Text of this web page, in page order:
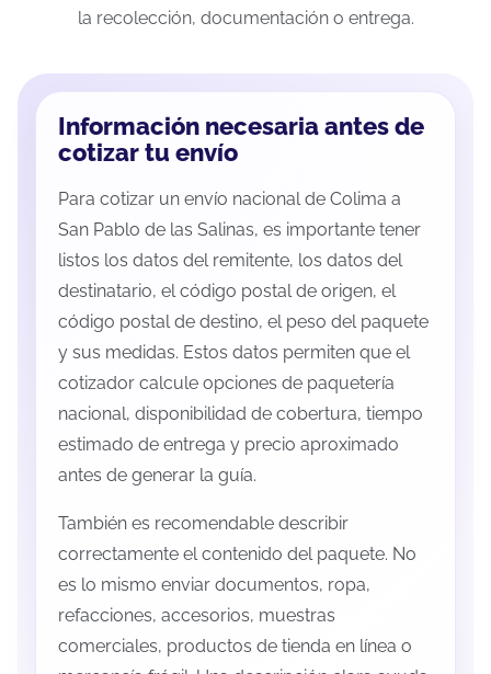
la recolección, documentación o entrega.
Información necesaria antes de
cotizar tu envío
Para cotizar un envío nacional de Colima a
San Pablo de las Salinas, es importante tener
listos los datos del remitente, los datos del
destinatario, el código postal de origen, el
código postal de destino, el peso del paquete
y sus medidas. Estos datos permiten que el
cotizador calcule opciones de paquetería
nacional, disponibilidad de cobertura, tiempo
estimado de entrega y precio aproximado
antes de generar la guía.
También es recomendable describir
correctamente el contenido del paquete. No
es lo mismo enviar documentos, ropa,
refacciones, accesorios, muestras
comerciales, productos de tienda en línea o